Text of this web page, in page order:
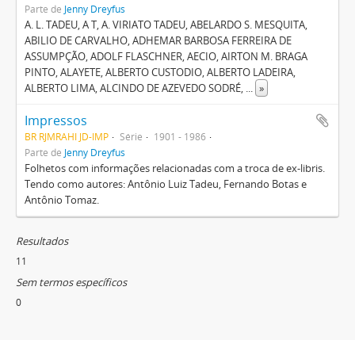
Parte de Jenny Dreyfus
A. L. TADEU, A T, A. VIRIATO TADEU, ABELARDO S. MESQUITA,
ABILIO DE CARVALHO, ADHEMAR BARBOSA FERREIRA DE
ASSUMPÇÃO, ADOLF FLASCHNER, AECIO, AIRTON M. BRAGA
PINTO, ALAYETE, ALBERTO CUSTODIO, ALBERTO LADEIRA,
ALBERTO LIMA, ALCINDO DE AZEVEDO SODRÉ, ... »
Impressos
BR RJMRAHI JD-IMP Série
1901 - 1986
Parte de Jenny Dreyfus
Folhetos com informações relacionadas com a troca de ex-libris.
Tendo como autores: Antônio Luiz Tadeu, Fernando Botas e
Antônio Tomaz.
Resultados
11
Sem termos específicos
0